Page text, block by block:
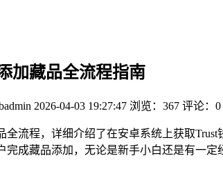
加藏品全流程指南
2026-04-03 19:27:47 浏览：367 评论：0
全流程，详细介绍了在安卓系统上获取
成藏品添加，无论是新手小白还是有一